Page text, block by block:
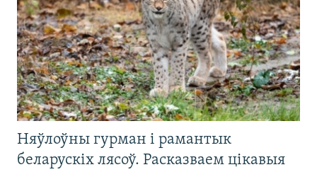
Няўлоўны гурман і рамантык
беларускіх лясоў. Расказваем цікавыя